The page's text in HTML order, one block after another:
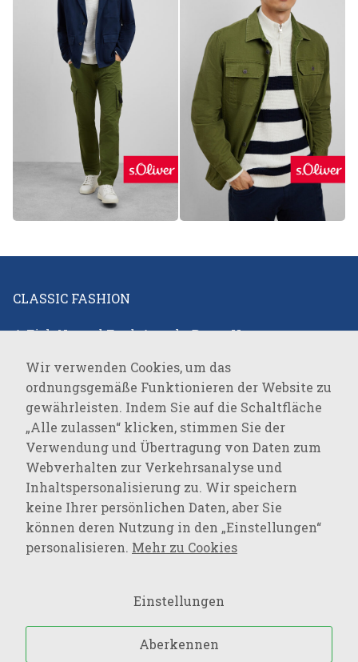
CLASSIC FASHION
A Fish Named Fred,Angels,Beate Heymann,
Campione ,Comma ,Covert, Desoto,
Eterna,Favab,Fraas ,Green Goose,JOOP!,JOOP!
JEANS,Joseph Ribkoff,LALA Berlin,Lisa
Campione,Loevenich,Marc Cain,Milestone
Oblique,Olsen, Parami,Pierre Cardin, R2
Amsterdam,Rockandblue,Roy Robson ,Suri Frey
Vanguard,
SPORTSWEAR
PME Legend,s.Oliver
Wir verwenden Cookies, um das
ordnungsgemäße Funktionieren der Website zu
gewährleisten. Indem Sie auf die Schaltfläche
„Alle zulassen“ klicken, stimmen Sie der
Verwendung und Übertragung von Daten zum
Webverhalten zur Verkehrsanalyse und
Inhaltspersonalisierung zu. Wir speichern
keine Ihrer persönlichen Daten, aber Sie
können deren Nutzung in den „Einstellungen“
personalisieren. Mehr zu Cookies
Einstellungen
Aberkennen